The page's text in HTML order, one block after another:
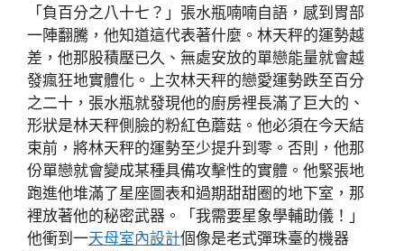
「負百分之八十七？」張水瓶喃喃自語，感到胃部
一陣翻騰，他知道這代表著什麼。林天秤的運勢越
差，他那股積壓已久、無處安放的單戀能量就會越
發瘋狂地實體化。上次林天秤的戀愛運勢跌至百分
之二十，張水瓶就發現他的廚房裡長滿了巨大的、
形狀是林天秤側臉的粉紅色蘑菇。他必須在今天結
束前，將林天秤的運勢至少提升到零。否則，他那
份單戀就會變成某種具備攻擊性的實體。他緊張地
跑進他堆滿了星座圖表和過期甜甜圈的地下室，那
裡放著他的秘密武器。「我需要星象學輔助儀！」
他衝到一天母室內設計個像是老式彈珠臺的機器